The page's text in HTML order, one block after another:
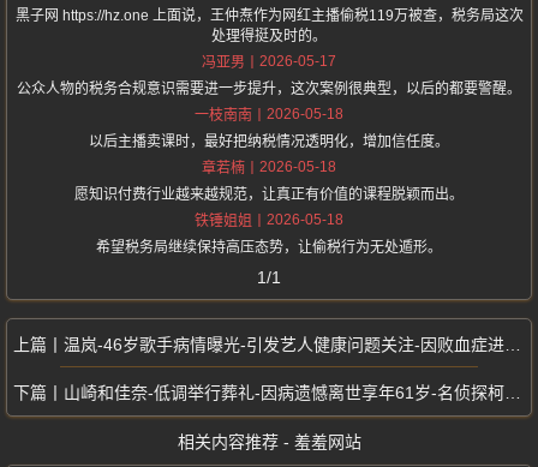
黑子网 https://hz.one 上面说，王仲焘作为网红主播偷税119万被查，税务局这次
处理得挺及时的。
冯亚男
2026-05-17
公众人物的税务合规意识需要进一步提升，这次案例很典型，以后的都要警醒。
一枝南南
2026-05-18
以后主播卖课时，最好把纳税情况透明化，增加信任度。
章若楠
2026-05-18
愿知识付费行业越来越规范，让真正有价值的课程脱颖而出。
铁锤姐姐
2026-05-18
希望税务局继续保持高压态势，让偷税行为无处遁形。
1/1
温岚-46岁歌手病情曝光-引发艺人健康问题关注-因败血症进ICU抢救
山崎和佳奈-低调举行葬礼-因病遗憾离世享年61岁-名侦探柯南毛利兰声优
相关内容推荐 - 羞羞网站